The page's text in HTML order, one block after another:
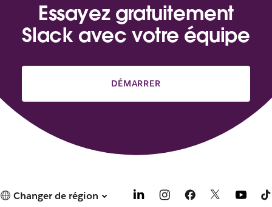
Essayez gratuitement
Slack avec votre équipe
DÉMARRER
Changer de région